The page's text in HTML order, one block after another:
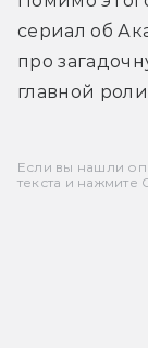
сериал об
про
главной
Если вы нашли
текста и нажмите